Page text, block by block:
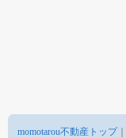
momotarou不動産トップ｜